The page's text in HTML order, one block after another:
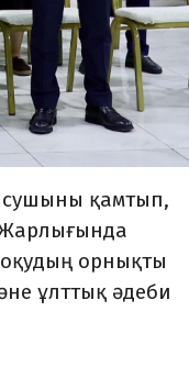
қамтып,
Жарлығында
оқудың орнықты
ұлттық әдеби